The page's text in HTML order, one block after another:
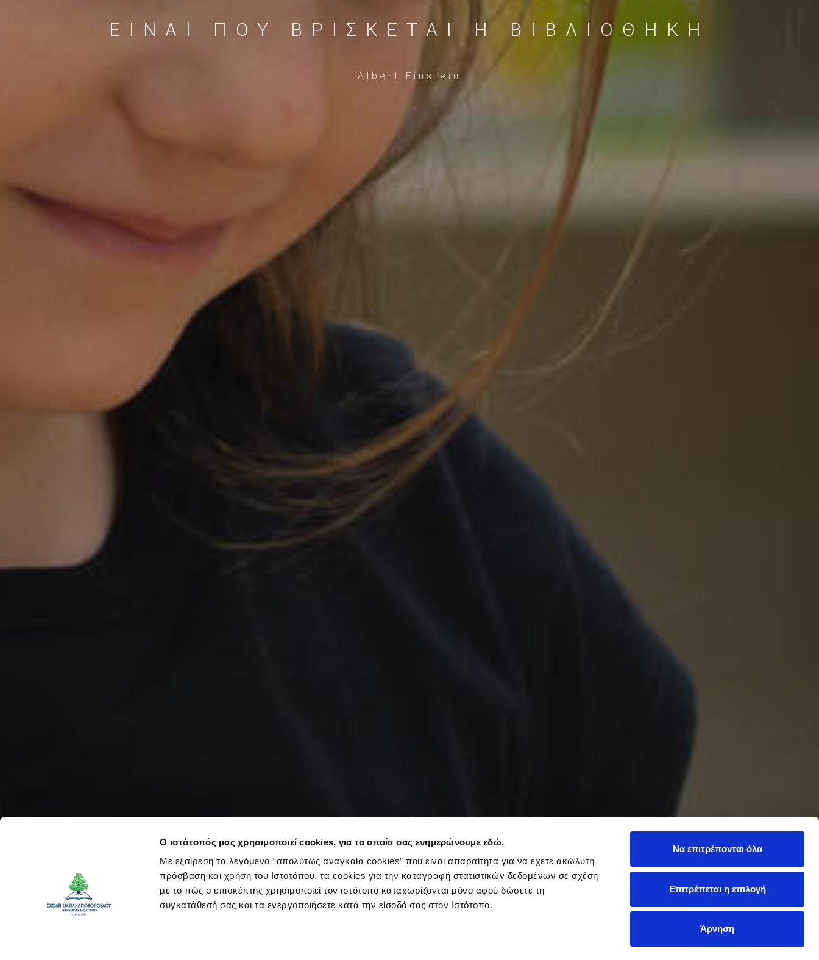
Ο ιστότοπός μας χρησιμοποιεί cookies, για τα οποία σας ενημερώνουμε εδώ.
Με εξαίρεση τα λεγόμενα “απολύτως αναγκαία cookies” που είναι απαραίτητα για να έχετε ακώλυτη
πρόσβαση και χρήση του Ιστοτόπου, τα cookies για την καταγραφή στατιστικών δεδομένων σε σχέση
με το πώς ο επισκέπτης χρησιμοποιεί τον ιστότοπο καταχωρίζονται μόνο αφού δώσετε τη
συγκατάθεσή σας και τα ενεργοποιήσετε κατά την είσοδό σας στον Ιστότοπο.
Να επιτρέπονται όλα
Επιτρέπεται η επιλογή
Άρνηση
ΕΙΝΑΙ ΠΟΥ ΒΡΙΣΚΕΤΑΙ Η ΒΙΒΛΙΟΘΗΚΗ
Albert Einstein